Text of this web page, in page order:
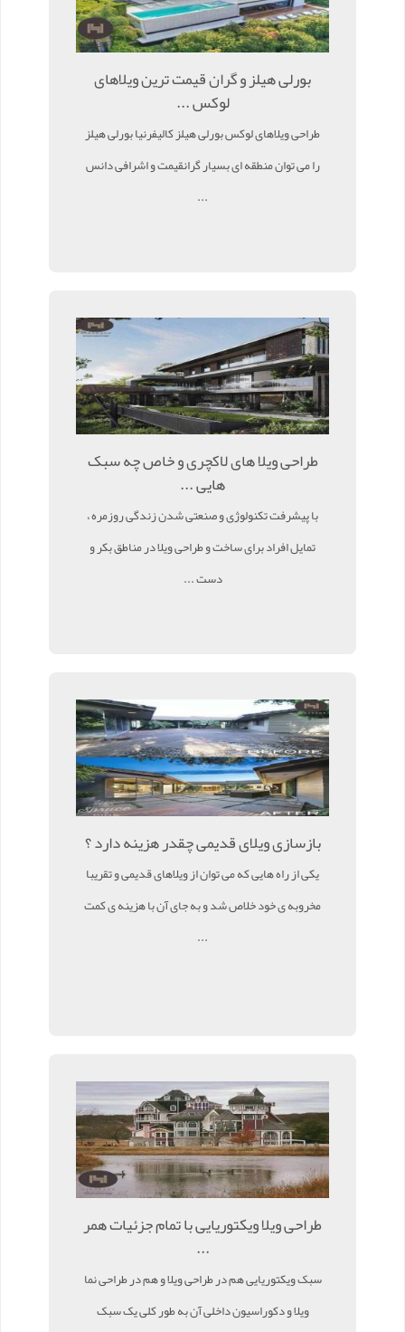
بورلی هیلز و گران قیمت ترین ویلاهای
لوکس ...
طراحی ویلاهای لوکس بورلی هیلز کالیفرنیا بورلی هیلز
را می توان منطقه ای بسیار گرانقیمت و اشرافی دانس
...
طراحی ویلا های لاکچری و خاص چه سبک
هایی ...
با پیشرفت تکنولوژی و صنعتی شدن زندگی روزمره ،
تمایل افراد برای ساخت و طراحی ویلا در مناطق بکر و
دست ...
بازسازی ویلای قدیمی چقدر هزینه دارد ؟
یکی از راه هایی که می توان از ویلاهای قدیمی و تقریبا
مخروبه ی خود خلاص شد و به جای آن با هزینه ی کمت
...
طراحی ویلا ویکتوریایی با تمام جزئیات همر
...
سبک ویکتوریایی هم در طراحی ویلا و هم در طراحی نما
ویلا و دکوراسیون داخلی آن به طور کلی یک سبک